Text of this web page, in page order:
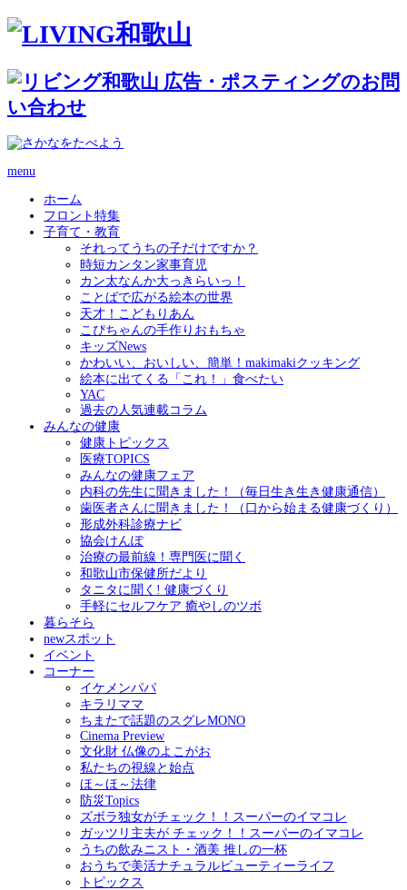
menu
ホーム
フロント特集
子育て・教育
それってうちの子だけですか？
時短カンタン家事育児
カン太なんか大っきらいっ！
ことばで広がる絵本の世界
天才！こどもりあん
こぴちゃんの手作りおもちゃ
キッズNews
かわいい、おいしい、簡単！makimakiクッキング
絵本に出てくる「これ！」食べたい
YAC
過去の人気連載コラム
みんなの健康
健康トピックス
医療TOPICS
みんなの健康フェア
内科の先生に聞きました！（毎日生き生き健康通信）
歯医者さんに聞きました！（口から始まる健康づくり）
形成外科診療ナビ
協会けんぽ
治療の最前線！専門医に聞く
和歌山市保健所だより
タニタに聞く! 健康づくり
手軽にセルフケア 癒やしのツボ
暮らそら
newスポット
イベント
コーナー
イケメンパパ
キラリママ
ちまたで話題のスグレMONO
Cinema Preview
文化財 仏像のよこがお
私たちの視線と始点
ほ～ほ～法律
防災Topics
ズボラ独女がチェック！！スーパーのイマコレ
ガッツリ主夫が チェック！！スーパーのイマコレ
うちの飲みニスト・酒美 推しの一杯
おうちで美活ナチュラルビューティーライフ
トピックス